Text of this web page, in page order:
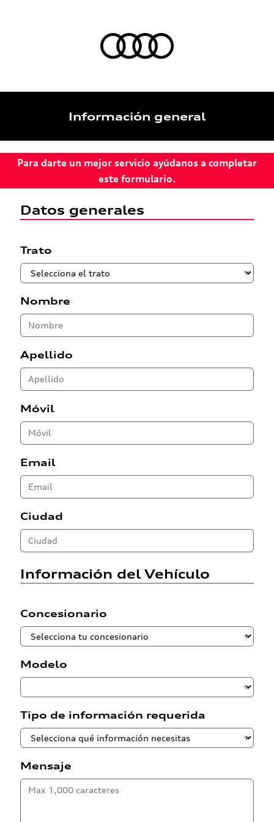
Información general
Para darte un mejor servicio ayúdanos a completar
este formulario.
Datos generales
Trato
Nombre
Apellido
Móvil
Email
Ciudad
Información del Vehículo
Concesionario
Modelo
Tipo de información requerida
Mensaje